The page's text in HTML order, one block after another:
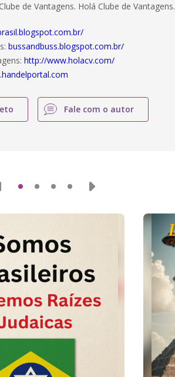
de Vantagens. Holá Clube de Vantagens.
bussandbuss.blogspot.com.br/
http://www.holacv.com/
Fale com o autor